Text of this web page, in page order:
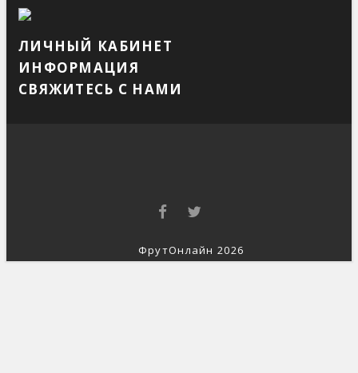
ЛИЧНЫЙ КАБИНЕТ
ИНФОРМАЦИЯ
СВЯЖИТЕСЬ С НАМИ
ФрутОнлайн 2026